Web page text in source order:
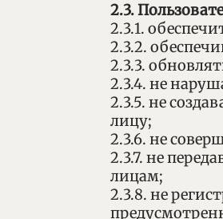
2.3.
2.3.1.
2.3.2.
2.3.3.
2.3.4. не
2.3.5. не
лицу;
2.3.6. не
2.3.7. не
лицам;
2.3.8. не